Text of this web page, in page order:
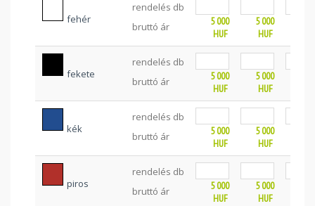
fehér
rendelés db
bruttó ár
5 000
HUF
5 000
HUF
fekete
rendelés db
bruttó ár
5 000
HUF
5 000
HUF
kék
rendelés db
bruttó ár
5 000
HUF
5 000
HUF
piros
rendelés db
bruttó ár
5 000
HUF
5 000
HUF